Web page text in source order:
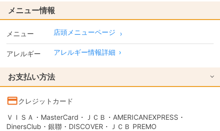
メニュー情報
メニュー 店頭メニューページ
アレルギー アレルギー情報詳細 ›
お支払い方法
クレジットカード
ＶＩＳＡ・MasterCard・ＪＣＢ・AMERICANEXPRESS・
DinersClub・銀聯・DISCOVER・ＪＣＢ PREMO